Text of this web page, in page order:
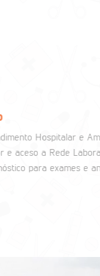
e Ambulatorial
Laboratorial na
e análises